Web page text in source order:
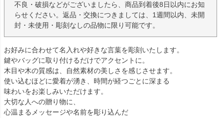
不良・破損などがございましたら、商品到着後8日以内にお知
らせください。返品・交換につきましては、1週間以内、未開
封・未使用・彫刻なしの品物に限り可能です。
お好みに合わせて名入れや好きな言葉を彫刻いたします。
鍵やバッグに取り付けるだけでアクセントに。
木目や木の質感は、自然素材の美しさを感じさせます。
使い込むほどに愛着が湧き、時間が経つごとに深まる
味わいをお楽しみいただけます。
大切な人への贈り物に、
心温まるメッセージや名前を彫り込んだ